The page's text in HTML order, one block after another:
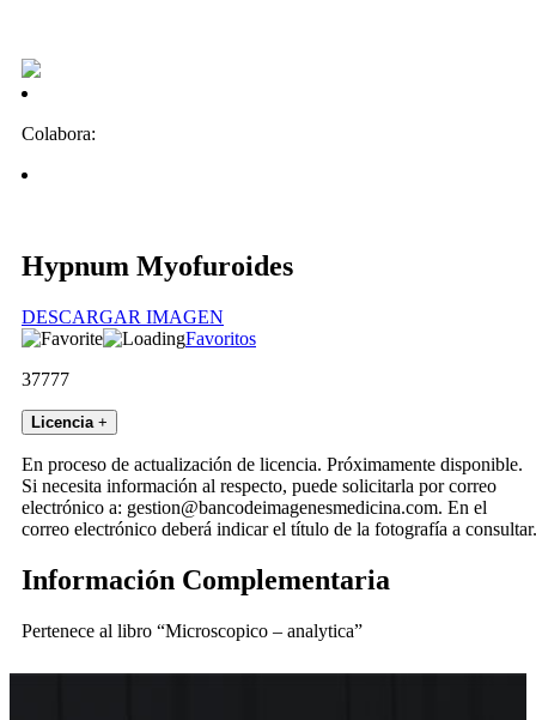
Colabora:
Hypnum Myofuroides
DESCARGAR IMAGEN
Favoritos
37777
Licencia +
En proceso de actualización de licencia. Próximamente disponible.
Si necesita información al respecto, puede solicitarla por correo
electrónico a: gestion@bancodeimagenesmedicina.com. En el
correo electrónico deberá indicar el título de la fotografía a consultar.
Información Complementaria
Pertenece al libro “Microscopico – analytica”